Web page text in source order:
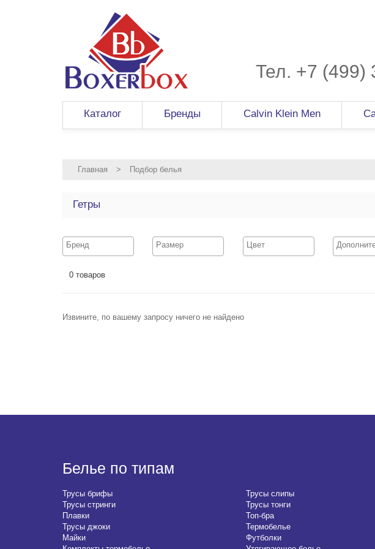
Тел. +7 (499)
Каталог Бренды Calvin Klein Men
Главная > Подбор белья
Гетры
0 товаров
Извините, по вашему запросу ничего не найдено
Белье по типам
Трусы брифы Трусы слипы
Трусы стринги
Трусы тонги
Плавки
Топ-бра
Трусы джоки
Термобелье
Майки
Футболки